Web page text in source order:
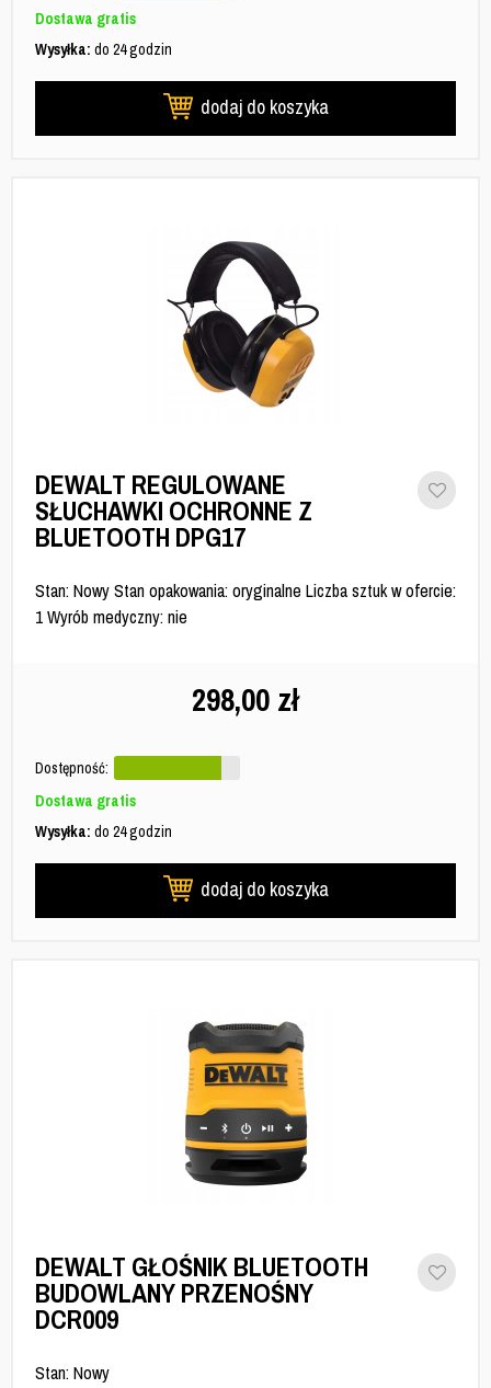
Dostawa gratis
Wysyłka: do 24 godzin
dodaj do koszyka
DEWALT REGULOWANE
SŁUCHAWKI OCHRONNE Z
BLUETOOTH DPG17
Stan: Nowy Stan opakowania: oryginalne Liczba sztuk w ofercie:
1 Wyrób medyczny: nie
298,00 zł
Dostępność:
Dostawa gratis
Wysyłka: do 24 godzin
dodaj do koszyka
DEWALT GŁOŚNIK BLUETOOTH
BUDOWLANY PRZENOŚNY
DCR009
Stan: Nowy